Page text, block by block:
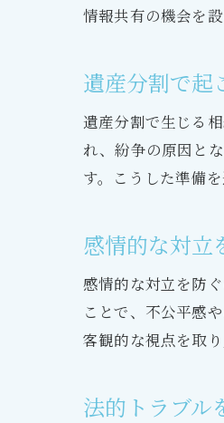
情報共有の機会を
遺産分割で起
遺産分割で生じる
れ、紛争の原因と
す。こうした準備
感情的な対立
感情的な対立を防
ことで、不公平感
客観的な視点を取
法的トラブル